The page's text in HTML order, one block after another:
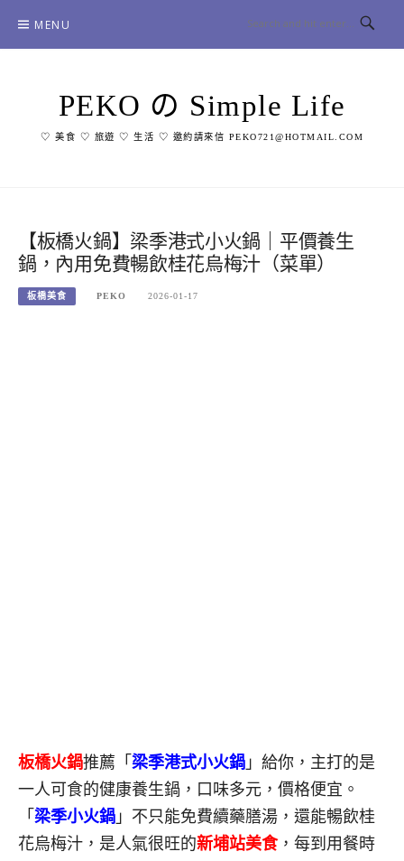
content
MENU
PEKO の Simple Life
♡ 美食 ♡ 旅遊 ♡ 生活 ♡ 邀約請來信 PEKO721@HOTMAIL.COM
【板橋火鍋】梁季港式小火鍋｜平價養生
鍋，內用免費暢飲桂花烏梅汁（菜單）
板橋美食 PEKO 2026-01-17
板橋火鍋推薦「 梁季港式小火鍋 」給你，主打的是
一人可食的健康養生鍋，口味多元，價格便宜。
「 梁季小火鍋 」不只能免費續藥膳湯，還能暢飲桂
花烏梅汁，是人氣很旺的新埔站美食，每到用餐時